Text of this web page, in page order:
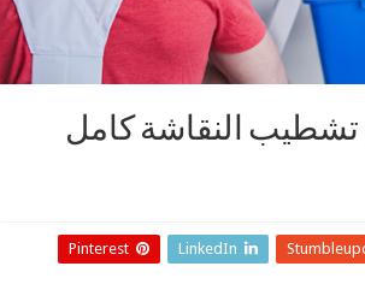
النقاشة كامل
LinkedIn
Pinterest